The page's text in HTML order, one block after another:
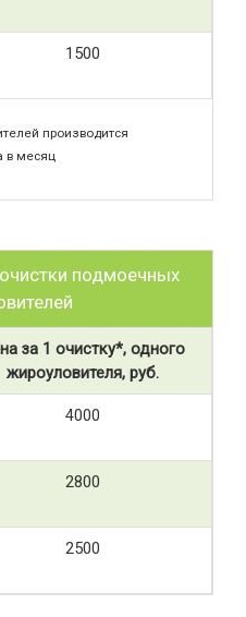
1500
производится
в месяц
подмоечных
за 1 очистку*, одного
жироуловителя, руб.
4000
2800
2500